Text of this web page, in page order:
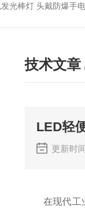
光棒灯 头戴防爆手
技术文章
LED轻
更新时
在现代工业